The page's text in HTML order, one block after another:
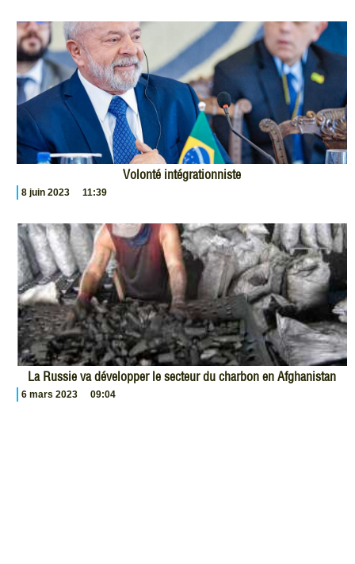
Volonté intégrationniste
8 juin 2023 11:39
La Russie va développer le secteur du charbon en Afghanistan
6 mars 2023 09:04